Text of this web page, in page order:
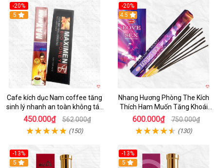
-20%
5
Cafe kích dục Nam coffee tăng
sinh lý nhanh an toàn không tác
dụng phụ
450.000₫ 562.000₫
(150)
-20%
4.5
Nhang Hương Phòng The Kích
Thích Ham Muốn Tăng Khoái
Cảm
600.000₫ 750.000₫
(130)
-13%
Hot
5
-13%
Hot
5